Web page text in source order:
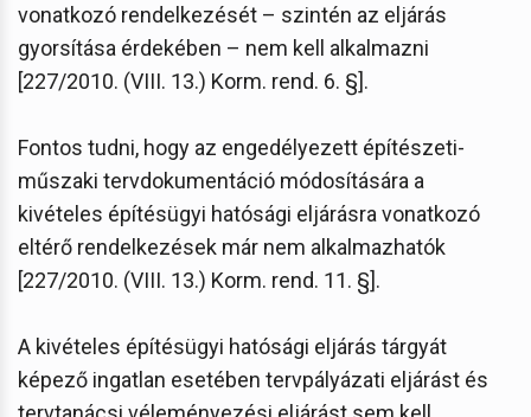
vonatkozó rendelkezését – szintén az eljárás
gyorsítása érdekében – nem kell alkalmazni
[227/2010. (VIII. 13.) Korm. rend. 6. §].
Fontos tudni, hogy az engedélyezett építészeti-
műszaki tervdokumentáció módosítására a
kivételes építésügyi hatósági eljárásra vonatkozó
eltérő rendelkezések már nem alkalmazhatók
[227/2010. (VIII. 13.) Korm. rend. 11. §].
A kivételes építésügyi hatósági eljárás tárgyát
képező ingatlan esetében tervpályázati eljárást és